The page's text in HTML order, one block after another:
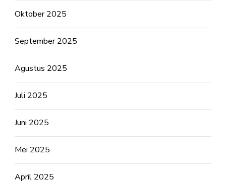
Oktober 2025
September 2025
Agustus 2025
Juli 2025
Juni 2025
Mei 2025
April 2025